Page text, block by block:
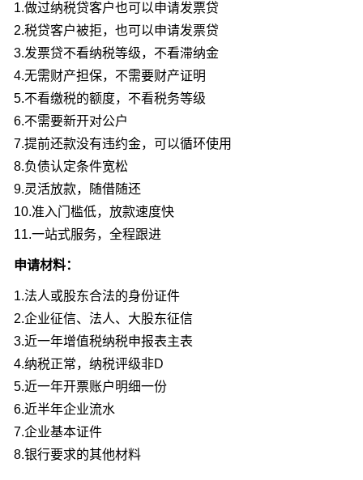
1.做过纳税贷客户也可以申请发票贷
2.税贷客户被拒，也可以申请发票贷
3.发票贷不看纳税等级，不看滞纳金
4.无需财产担保，不需要财产证明
5.不看缴税的额度，不看税务等级
6.不需要新开对公户
7.提前还款没有违约金，可以循环使用
8.负债认定条件宽松
9.灵活放款，随借随还
10.准入门槛低，放款速度快
11.一站式服务，全程跟进
申请材料：
1.法人或股东合法的身份证件
2.企业征信、法人、大股东征信
3.近一年增值税纳税申报表主表
4.纳税正常，纳税评级非D
5.近一年开票账户明细一份
6.近半年企业流水
7.企业基本证件
8.银行要求的其他材料